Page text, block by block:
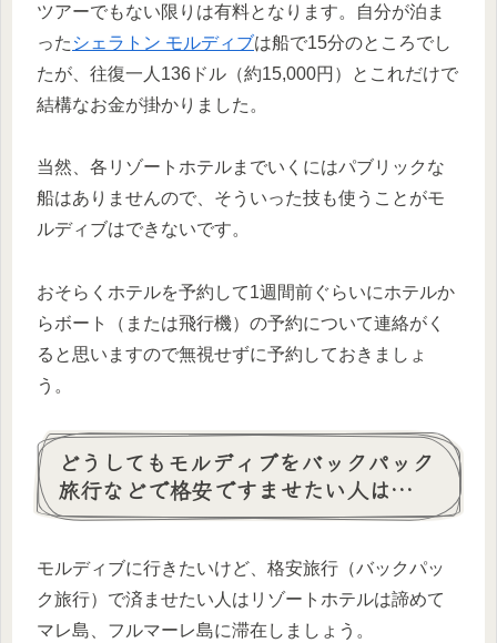
ツアーでもない限りは有料となります。自分が泊ま
った シェラトン モルディブは船で15分のところでし
たが、往復一人136ドル（約15,000円）とこれだけで
結構なお金が掛かりました。
当然、各リゾートホテルまでいくにはパブリックな
船はありませんので、そういった技も使うことがモ
ルディブはできないです。
おそらくホテルを予約して1週間前ぐらいにホテルか
らボート（または飛行機）の予約について連絡がく
ると思いますので無視せずに予約しておきましょ
う。
どうしてもモルディブをバックパック
旅行などで格安ですませたい人は…
モルディブに行きたいけど、格安旅行（バックパッ
ク旅行）で済ませたい人はリゾートホテルは諦めて
マレ島、フルマーレ島に滞在しましょう。